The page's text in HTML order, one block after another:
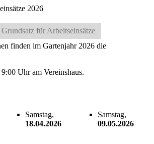
Grundsatz für Arbeitseinsätze
2026
finden im Gartenjahr 2026 die
Uhr am Vereinshaus.
Samstag,
18.04.2026
Samstag,
09.05.2026